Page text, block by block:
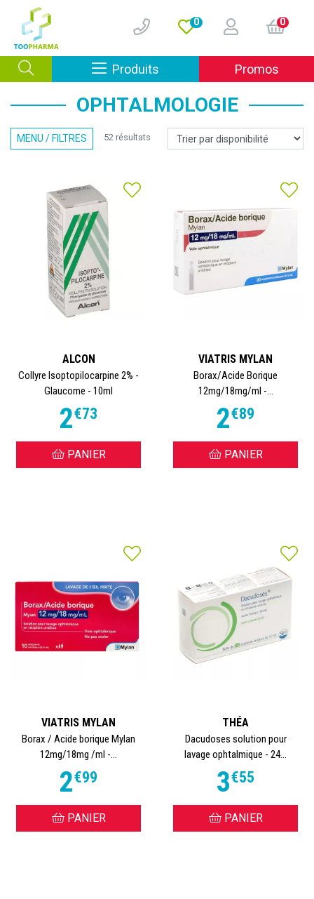
0 0
Produits Afficher la navigation
Promos
OPHTALMOLOGIE
MENU / FILTRES 52 résultats
ALCON
Collyre Isoptopilocarpine 2% -
Glaucome - 10ml
2€73
PANIER
VIATRIS MYLAN
Borax/Acide Borique
12mg/18mg/ml -...
2€89
PANIER
VIATRIS MYLAN
Borax / Acide borique Mylan
12mg/18mg /ml -...
2€99
PANIER
THÉA
Dacudoses solution pour
lavage ophtalmique - 24...
3€55
PANIER